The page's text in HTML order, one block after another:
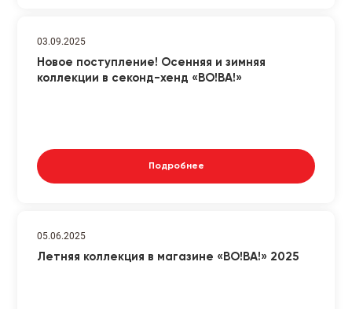
03.09.2025
Новое поступление! Осенняя и зимняя
коллекции в секонд-хенд «ВО!ВА!»
Подробнее
05.06.2025
Летняя коллекция в магазине «ВО!ВА!» 2025